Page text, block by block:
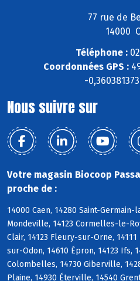
77 rue de
14000
Téléphone :
Coordonnées GPS :
-
Nous suivre sur
Votre magasin Biocoop
proche de :
14000 Caen, 14280 Saint-
Mondeville, 14123 Cormelles-le-
Clair, 14123 Fleury-sur-Orne,
sur-Odon, 14610 Épron, 14123 Ifs,
Colombelles, 14730 Giberville,
Plaine, 14930 Éterville, 14540